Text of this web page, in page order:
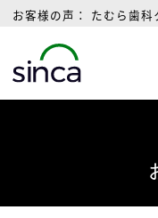
お客様の声： たむら歯